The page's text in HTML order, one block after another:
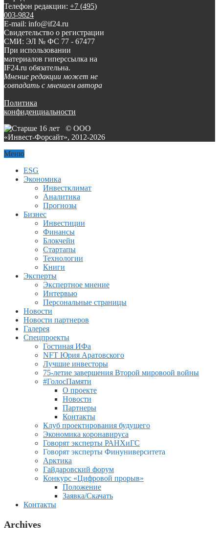
Телефон редакции: +7 (495)
003-9824
E-mail: info@if24.ru
Свидетельство о регистрации
СМИ: ЭЛ № ФС 77 - 67477
При использовании
материалов гиперссылка на
IF24.ru обязательна.
Мнение редакции может не
совпадать с мнением автора
Политика
конфиденциальности
© ООО
«Инвест-Форсайт», 2012-2026
Меню
ESG
Экономика
Инвестклимат
Аналитика
Прогнозы
Бизнес
Инвестиции
Финансы
Блокчейн
Стартапы
Технологии
Книги
Эксперты
Экспертное мнение
Интервью
Персональные страницы
Новости
Новости партнеров
Галерея
Спецпроекты
Гостиная ИФа
NFT Юрия Аратовского
Лучшие инвесторы
75-летие завершения Второй мировоой войны
#ГолосПамяти
О проекте
Новости
Партнеры
Контакты
Клуб проектирования будущего
Экономика коронавируса
Говорят эксперты РАНХиГС
Говорят эксперты Финуниверситета
Арктика
Гайдаровский форум
Конкурс «Цифровой прорыв»
Положение
Заявка/Скачать
Контакты
Archives